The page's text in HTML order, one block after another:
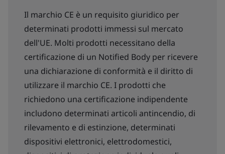
Il marchio CE è un requisito giuridico per
determinati prodotti immessi sul mercato
dell'UE. Molti prodotti necessitano della
certificazione di un Notified Body per ricevere
una dichiarazione di conformità e il diritto di
utilizzare il marchio CE. I prodotti che
richiedono una certificazione indipendente
includono determinati articoli antincendio, di
rilevamento e di estinzione, determinati
dispositivi elettronici, elettrodomestici,